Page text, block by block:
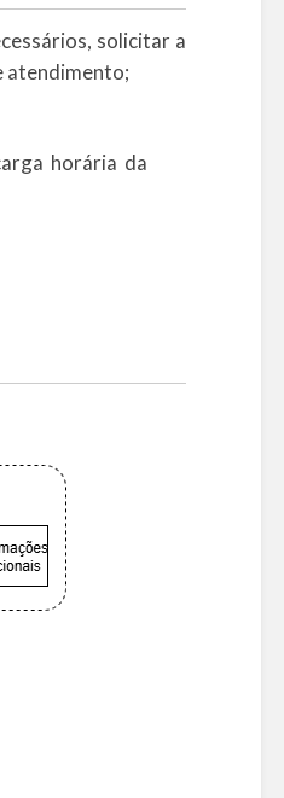
solicitar a
atendimento;
horária da